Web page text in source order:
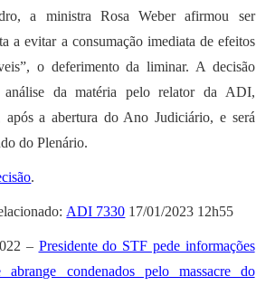
a ministra Rosa Weber afirmou ser
a evitar a consumação imediata de efeitos
o deferimento da liminar. A decisão
análise da matéria pelo relator da ADI,
a abertura do Ano Judiciário, e será
do Plenário.
.
ADI 7330 17/01/2023 12h55
– Presidente do STF pede informações
condenados pelo massacre do